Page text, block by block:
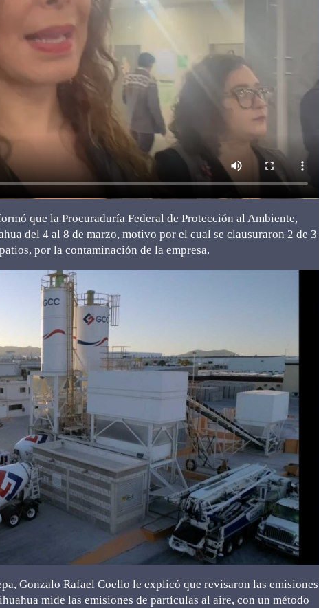
que la Procuraduría Federal de Protección al Ambiente,
del 4 al 8 de marzo, motivo por el cual se clausuraron 2 de 3
por la contaminación de la empresa.
Gonzalo Rafael Coello le explicó que revisaron las emisiones
mide las emisiones de partículas al aire, con un método